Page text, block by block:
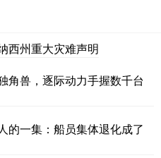
西州重大灾难声明
角兽，逐际动力手握数千台
的一集：船员集体退化成了